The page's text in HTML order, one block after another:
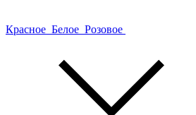
Красное Белое Розовое